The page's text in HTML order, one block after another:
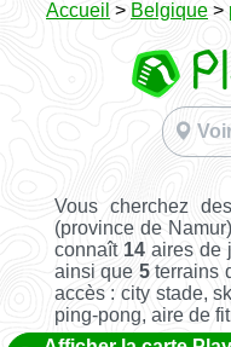
Accueil > Belgique >
Vous cherchez
(province de
connaît 14aires de
ainsi que 5terrains
accès : city stade,
ping-pong, aire de